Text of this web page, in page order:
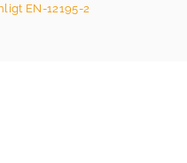
EN-12195-2